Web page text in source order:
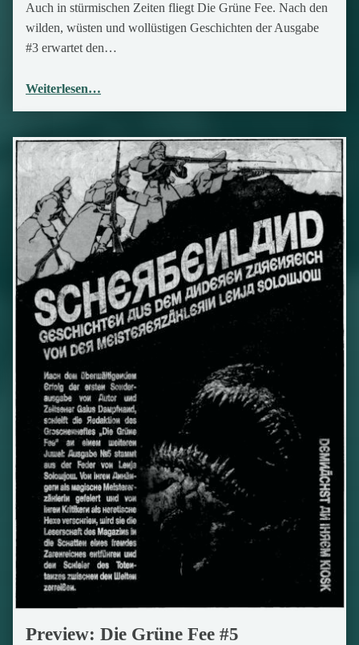
Auch in stürmischen Zeiten fliegt Die Grüne Fee. Nach den
wilden, wüsten und wollüstigen Geschichten der Ausgabe
#3 erwartet den…
Weiterlesen…
Preview: Die Grüne Fee #5